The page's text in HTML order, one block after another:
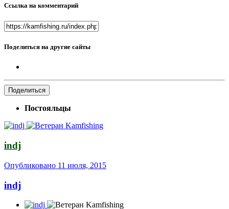
Ссылка на комментарий
Поделиться на другие сайты
Поделиться
Постояльцы
indj
Опубликовано 11 июля, 2015
indj